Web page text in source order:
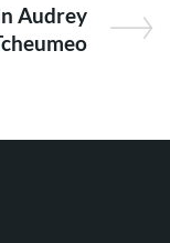
Audrey